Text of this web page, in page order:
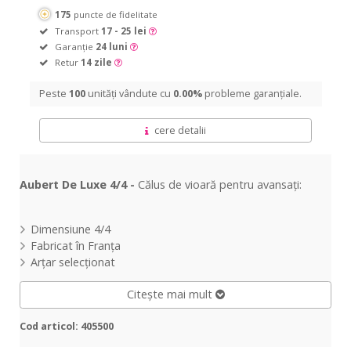
175 puncte de fidelitate
Transport 17 - 25 lei
Garanție 24 luni
Retur 14 zile
Peste 100 unități vândute cu 0.00% probleme garanțiale.
cere detalii
Aubert De Luxe 4/4 - Călus de vioară pentru avansați:
Dimensiune 4/4
Fabricat în Franța
Arțar selecționat
Citește mai mult
Cod articol: 405500